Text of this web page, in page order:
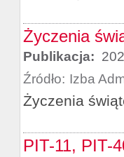
Życzenia
Publikacja:
Źródło: Izba
Życzenia
PIT-11, PIT-